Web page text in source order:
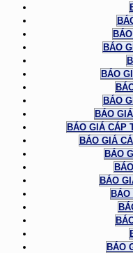
BÁO
BÁO
BÁO
BÁO
BÁO GIÁ CÁP
BÁO GIÁ
BÁO
BÁO
BÁO
BÁO